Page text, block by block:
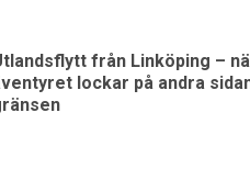
från Linköping –
lockar på andra